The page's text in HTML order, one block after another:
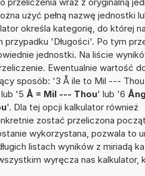
użyć pełną nazwę jednostki
określa kategorię, do której
'Długości'. Po tym
jednostki. Na liście
Ewentualnie wartość
sposób: '3 Å ile to Mil ---
'5 Å = Mil --- Thou' lub '6
'. Dla tej opcji kalkulator również
zostać przeliczona
wykorzystana, pozwala to
listach wyników z miriadą
wyręcza nas kalkulator,